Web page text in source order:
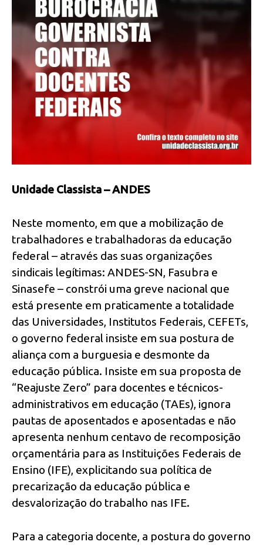
Unidade Classista – ANDES
Neste momento, em que a mobilização de
trabalhadores e trabalhadoras da educação
federal – através das suas organizações
sindicais legítimas: ANDES-SN, Fasubra e
Sinasefe – constrói uma greve nacional que
está presente em praticamente a totalidade
das Universidades, Institutos Federais, CEFETs,
o governo federal insiste em sua postura de
aliança com a burguesia e desmonte da
educação pública. Insiste em sua proposta de
“Reajuste Zero” para docentes e técnicos-
administrativos em educação (TAEs), ignora
pautas de aposentados e aposentadas e não
apresenta nenhum centavo de recomposição
orçamentária para as Instituições Federais de
Ensino (IFE), explicitando sua política de
precarização da educação pública e
desvalorização do trabalho nas IFE.
Para a categoria docente, a postura do governo